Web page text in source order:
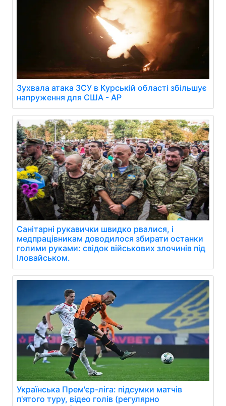
Зухвала атака ЗСУ в Курській області збільшує
напруження для США - AP
Санітарні рукавички швидко рвалися, і
медпрацівникам доводилося збирати останки
голими руками: свідок військових злочинів під
Іловайськом.
Українська Прем'єр-ліга: підсумки матчів
п'ятого туру, відео голів (регулярно